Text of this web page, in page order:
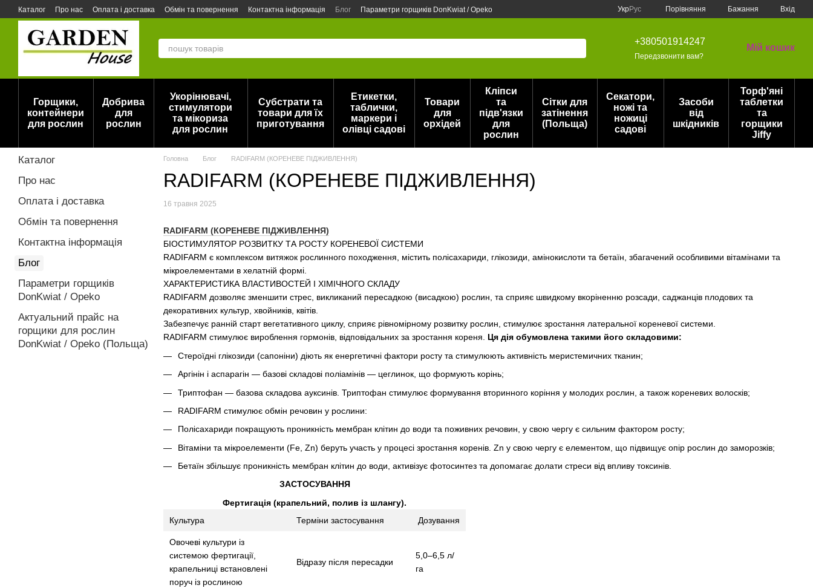
Перейти до основного контенту
Каталог Про нас Оплата і доставка Обмін та повернення Контактна інформація Блог
Параметри горщиків DonKwiat / Opeko
Актуальний прайс на горщики для рослин DonKwiat / Opeko (Польща)
УкрРус Порівняння Бажання Вхід
+380501914247
Передзвонити вам?
Мій кошик
Горщики,
контейнери
для рослин
Добрива
для
рослин
Укорінювачі,
стимулятори
та мікориза
для рослин
Субстрати та
товари для їх
приготування
Етикетки,
таблички,
маркери і
олівці садові
Товари
для
орхідей
Кліпси
та
підв'язки
для
рослин
Сітки для
затінення
(Польща)
Секатори,
ножі та
ножиці
садові
Засоби
від
шкідників
Торф'яні
таблетки
та
горщики
Jiffy
Головна Блог RADIFARM (КОРЕНЕВЕ ПІДЖИВЛЕННЯ)
RADIFARM (КОРЕНЕВЕ ПІДЖИВЛЕННЯ)
16 травня 2025
RADIFARM (КОРЕНЕВЕ ПІДЖИВЛЕННЯ)
БІОСТИМУЛЯТОР РОЗВИТКУ ТА РОСТУ КОРЕНЕВОЇ СИСТЕМИ
RADIFARM є комплексом витяжок рослинного походження, містить полісахариди, глікозиди, амінокислоти та бетаїн, збагачений особливими вітамінами та
мікроелементами в хелатній формі.
ХАРАКТЕРИСТИКА ВЛАСТИВОСТЕЙ І ХІМІЧНОГО СКЛАДУ
RADIFARM дозволяє зменшити стрес, викликаний пересадкою (висадкою) рослин, та сприяє швидкому вкоріненню розсади, саджанців плодових та
декоративних культур, хвойників, квітів.
Забезпечує ранній старт вегетативного циклу, сприяє рівномірному розвитку рослин, стимулює зростання латеральної кореневої системи.
RADIFARM стимулює вироблення гормонів, відповідальних за зростання кореня. Ця дія обумовлена такими його складовими:
Стероїдні глікозиди (сапоніни) діють як енергетичні фактори росту та стимулюють активність меристемичних тканин;
Аргінін і аспарагін — базові складові поліамінів — цеглинок, що формують корінь;
Триптофан — базова складова ауксинів. Триптофан стимулює формування вторинного коріння у молодих рослин, а також кореневих волосків;
RADIFARM стимулює обмін речовин у рослини:
Полісахариди покращують проникність мембран клітин до води та поживних речовин, у свою чергу є сильним фактором росту;
Вітаміни та мікроелементи (Fe, Zn) беруть участь у процесі зростання коренів. Zn у свою чергу є елементом, що підвищує опір рослин до заморозків;
Бетаїн збільшує проникність мембран клітин до води, активізує фотосинтез та допомагає долати стреси від впливу токсинів.
ЗАСТОСУВАННЯ
Фертигація (крапельний, полив із шлангу).
Культура
Терміни застосування Дозування
Овочеві культури із
системою фертигації,
крапельниці встановлені
поруч із рослиною
Відразу після пересадки
5,0–6,5 л/
га
Каталог
Про нас
Оплата і доставка
Обмін та повернення
Контактна інформація
Блог
Параметри горщиків
DonKwiat / Opeko
Актуальний прайс на
горщики для рослин
DonKwiat / Opeko (Польща)